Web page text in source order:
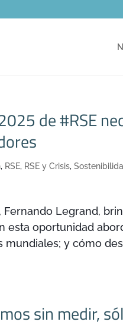
de #RSE
, RSE, RSE y Crisis,
Fernando Legrand,
esta oportunidad
y cómo
sin medir,